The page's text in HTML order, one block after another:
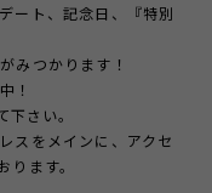
ート、記念日、『特別
みつかります！
！
さい。
スをメインに、アクセ
ます。